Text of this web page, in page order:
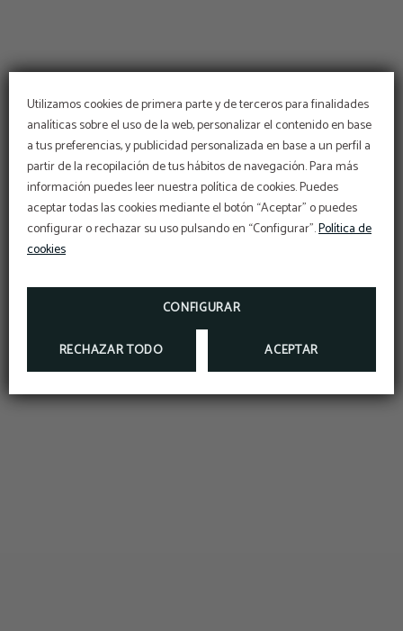
Utilizamos cookies de primera parte y de terceros para finalidades
analíticas sobre el uso de la web, personalizar el contenido en base
a tus preferencias, y publicidad personalizada en base a un perfil a
partir de la recopilación de tus hábitos de navegación. Para más
información puedes leer nuestra política de cookies. Puedes
aceptar todas las cookies mediante el botón “Aceptar” o puedes
configurar o rechazar su uso pulsando en “Configurar”.Política de
cookies
CONFIGURAR
RECHAZAR TODO ACEPTAR